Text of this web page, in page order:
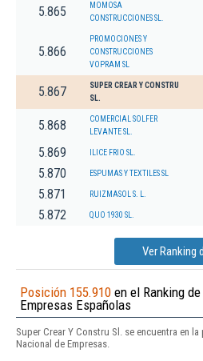
5.865
MOMOSA
CONSTRUCCIONES SL.
5.866
PROMOCIONES Y
CONSTRUCCIONES
VOPRAM SL
5.867
SUPER CREAR Y CONSTRU
SL.
5.868
COMERCIAL SOLFER
LEVANTE SL.
5.869 ILICE FRIO SL.
5.870 ESPUMAS Y TEXTILES SL
5.871 RUIZMASOL S. L.
5.872 QUO 1930 SL.
Ver Ranking
Posición 155.910 en el Ranking de
Empresas Españolas
Super Crear Y Constru Sl. se encuentra en
Nacional de Empresas.